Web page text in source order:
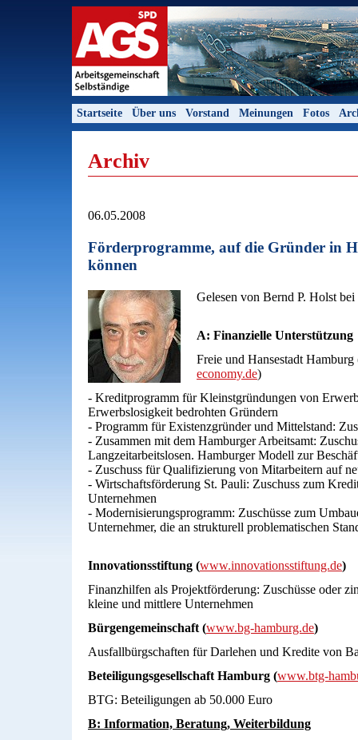
Startseite Über uns Vorstand Meinungen Fotos
Archiv
06.05.2008
Förderprogramme, auf die Gründer in
können
Gelesen von Bernd P. Holst bei
A: Finanzielle Unterstützung
Freie und Hansestadt Hamburg
economy.de)
- Kreditprogramm für Kleinstgründungen von
Erwerbslosigkeit bedrohten Gründern
- Programm für Existenzgründer und Mittelstand:
- Zusammen mit dem Hamburger Arbeitsamt:
Langzeitarbeitslosen. Hamburger Modell zur
- Zuschuss für Qualifizierung von Mitarbeitern auf
- Wirtschaftsförderung St. Pauli: Zuschuss zum
Unternehmen
- Modernisierungsprogramm: Zuschüsse zum
Unternehmer, die an strukturell problematischen
Innovationsstiftung (www.innovationsstiftung.de)
Finanzhilfen als Projektförderung: Zuschüsse oder
kleine und mittlere Unternehmen
Bürgengemeinschaft (www.bg-hamburg.de)
Ausfallbürgschaften für Darlehen und Kredite von
Beteiligungsgesellschaft Hamburg (www.btg-
BTG: Beteiligungen ab 50.000 Euro
B: Information, Beratung, Weiterbildung